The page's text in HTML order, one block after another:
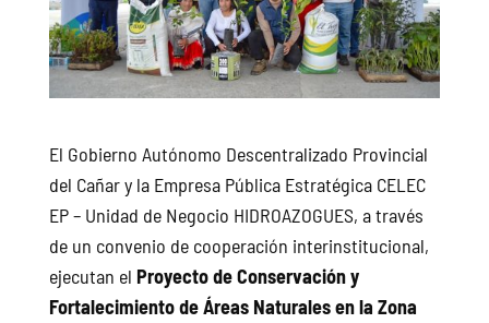
El Gobierno Autónomo Descentralizado Provincial
del Cañar y la Empresa Pública Estratégica CELEC
EP – Unidad de Negocio HIDROAZOGUES, a través
de un convenio de cooperación interinstitucional,
ejecutan el Proyecto de Conservación y
Fortalecimiento de Áreas Naturales en la Zona